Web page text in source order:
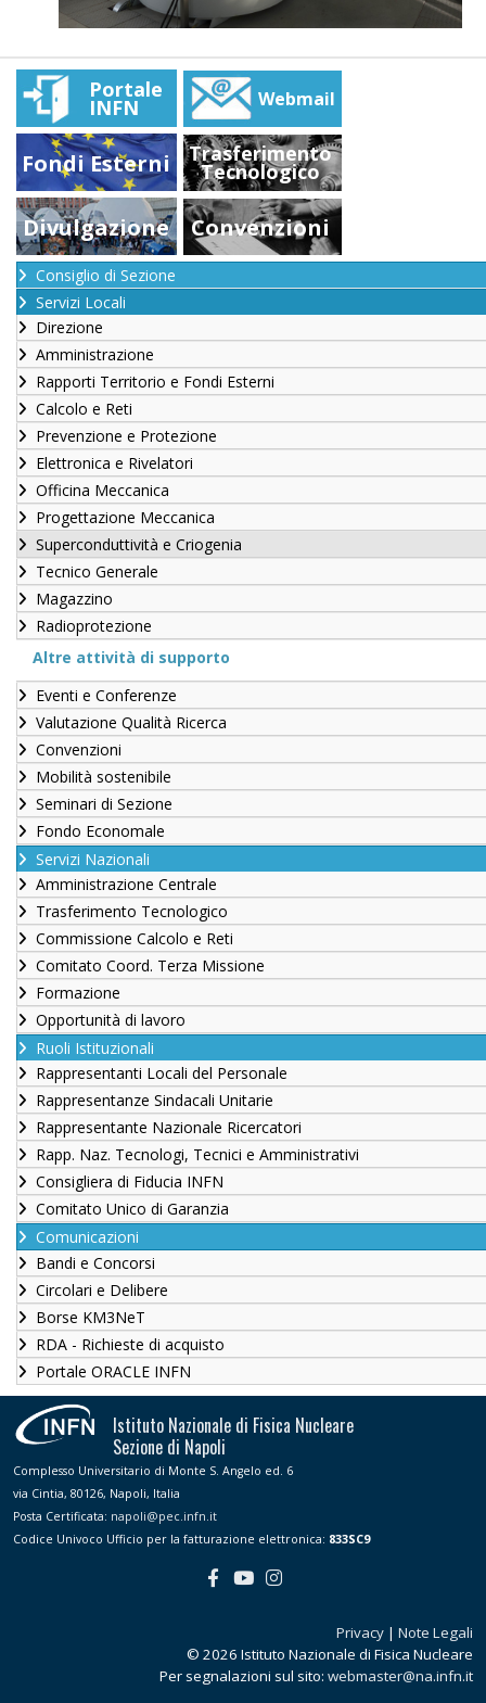
Portale
INFN Webmail
Fondi Esterni Trasferimento
Tecnologico
Divulgazione Convenzioni
Consiglio di Sezione
Servizi Locali
Direzione
Amministrazione
Rapporti Territorio e Fondi Esterni
Calcolo e Reti
Prevenzione e Protezione
Elettronica e Rivelatori
Officina Meccanica
Progettazione Meccanica
Superconduttività e Criogenia
Tecnico Generale
Magazzino
Radioprotezione
Altre attività di supporto
Eventi e Conferenze
Valutazione Qualità Ricerca
Convenzioni
Mobilità sostenibile
Seminari di Sezione
Fondo Economale
Servizi Nazionali
Amministrazione Centrale
Trasferimento Tecnologico
Commissione Calcolo e Reti
Comitato Coord. Terza Missione
Formazione
Opportunità di lavoro
Ruoli Istituzionali
Rappresentanti Locali del Personale
Rappresentanze Sindacali Unitarie
Rappresentante Nazionale Ricercatori
Rapp. Naz. Tecnologi, Tecnici e Amministrativi
Consigliera di Fiducia INFN
Comitato Unico di Garanzia
Comunicazioni
Bandi e Concorsi
Circolari e Delibere
Borse KM3NeT
RDA - Richieste di acquisto
Portale ORACLE INFN
Istituto Nazionale di Fisica Nucleare
Sezione di Napoli
Complesso Universitario di Monte S. Angelo ed. 6
via Cintia, 80126, Napoli, Italia
Posta Certificata: napoli@pec.infn.it
Codice Univoco Ufficio per la fatturazione elettronica: 833SC9
Privacy | Note Legali
© 2026 Istituto Nazionale di Fisica Nucleare
Per segnalazioni sul sito: webmaster@na.infn.it